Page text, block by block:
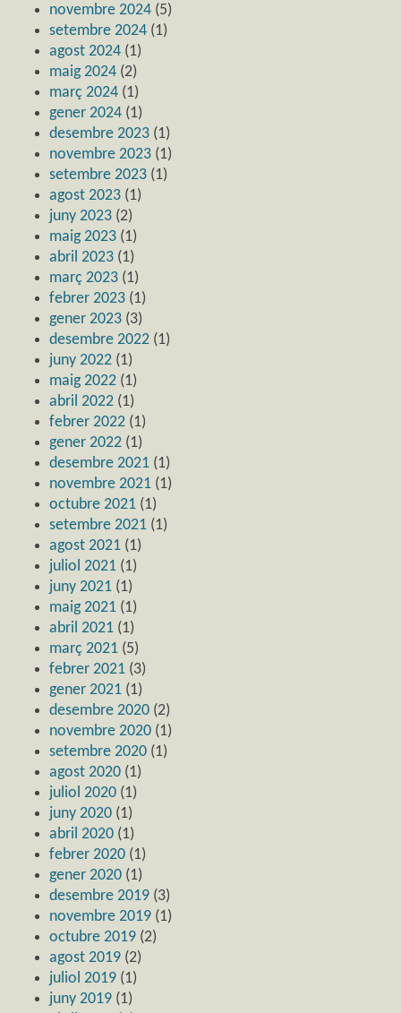
novembre 2024 (5)
setembre 2024 (1)
agost 2024 (1)
maig 2024 (2)
març 2024 (1)
gener 2024 (1)
desembre 2023 (1)
novembre 2023 (1)
setembre 2023 (1)
agost 2023 (1)
juny 2023 (2)
maig 2023 (1)
abril 2023 (1)
març 2023 (1)
febrer 2023 (1)
gener 2023 (3)
desembre 2022 (1)
juny 2022 (1)
maig 2022 (1)
abril 2022 (1)
febrer 2022 (1)
gener 2022 (1)
desembre 2021 (1)
novembre 2021 (1)
octubre 2021 (1)
setembre 2021 (1)
agost 2021 (1)
juliol 2021 (1)
juny 2021 (1)
maig 2021 (1)
abril 2021 (1)
març 2021 (5)
febrer 2021 (3)
gener 2021 (1)
desembre 2020 (2)
novembre 2020 (1)
setembre 2020 (1)
agost 2020 (1)
juliol 2020 (1)
juny 2020 (1)
abril 2020 (1)
febrer 2020 (1)
gener 2020 (1)
desembre 2019 (3)
novembre 2019 (1)
octubre 2019 (2)
agost 2019 (2)
juliol 2019 (1)
juny 2019 (1)